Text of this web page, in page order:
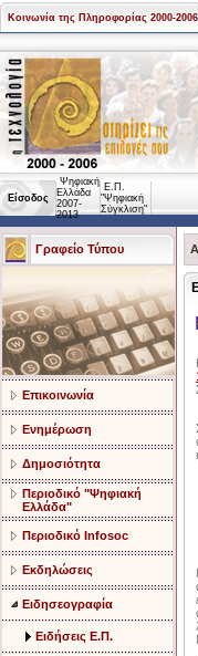
Κοινωνία της Πληροφορίας 2000-2006
Είσοδος
Ψηφιακή
Ελλάδα
2007-
2013
Ε.Π.
"Ψηφιακή
Σύγκλιση"
Γραφείο Τύπου
Επικοινωνία
Ενημέρωση
Δημοσιότητα
Περιοδικό "Ψηφιακή
Ελλάδα"
Περιοδικό Infosoc
Εκδηλώσεις
Ειδησεογραφία
Ειδήσεις Ε.Π.